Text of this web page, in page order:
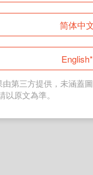
返回首頁
简体中
English*
第三方提供，未涵蓋
以原文為準。